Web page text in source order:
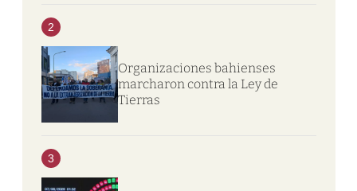
2
Organizaciones bahienses
marcharon contra la Ley de
Tierras
3